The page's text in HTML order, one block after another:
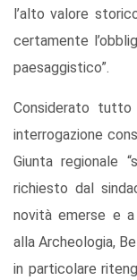
l’alto valore
certamente
paesaggistico”.
Considerato
interrogazione
Giunta regionale
richiesto dal
novità emerse e
alla Archeologia,
in particolare